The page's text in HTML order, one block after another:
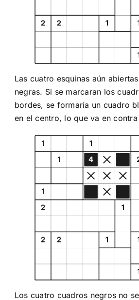
Las cuatro esquinas aún
negras. Si se marcaran los
bordes, se formaría un cuadro
en el centro, lo que va en
Los cuatro cuadros negros no